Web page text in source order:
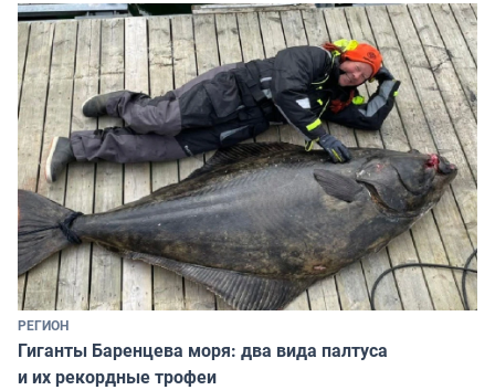
РЕГИОН
Гиганты Баренцева моря: два вида палтуса
и их рекордные трофеи